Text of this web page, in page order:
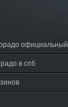
официальный
в спб